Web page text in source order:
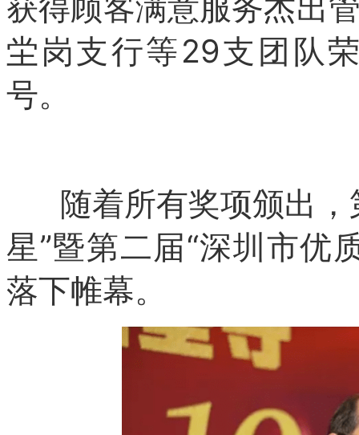
获得顾客满意服务杰出
坣岗支行等29支团队
号。
随着所有奖项颁出，
星”暨第二届“深圳市优
落下帷幕。